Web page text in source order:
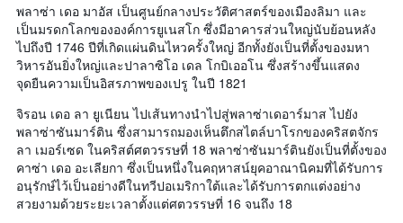
พลาซ่า เดอ มาอัส เป็นศูนย์กลางประวัติศาสตร์ของเมืองลิมา และ
เป็นมรดกโลกขององค์การยูเนสโก ซึ่งมีอาคารส่วนใหญ่นับย้อนหลัง
ไปถึงปี 1746 ปีที่เกิดแผ่นดินไหวครั้งใหญ่ อีกทั้งยังเป็นที่ตั้งของมหา
วิหารอันยิ่งใหญ่และปาลาซิโอ เดล โกบิเออโน ซึ่งสร้างขึ้นแสดง
จุดยืนความเป็นอิสรภาพของเปรู ในปี 1821
จิรอน เดอ ลา ยูเนียน ไปเส้นทางนำไปสู่พลาซ่าเดอาร์มาส ไปยัง
พลาซ่าซันมาร์ติน ซึ่งสามารถมองเห็นตึกสไตล์บาโรกของคริสตจักร
ลา เมอร์เซด ในคริสต์ศตวรรษที่ 18 พลาซ่าซันมาร์ตินยังเป็นที่ตั้งของ
คาซ่า เดอ อะเลียกา ซึ่งเป็นหนึ่งในคฤหาสน์ยุคอาณานิคมที่ได้รับการ
อนุรักษ์ไว้เป็นอย่างดีในทวีปอเมริกาใต้และได้รับการตกแต่งอย่าง
สวยงามด้วยระยะเวลาตั้งแต่ศตวรรษที่ 16 จนถึง 18